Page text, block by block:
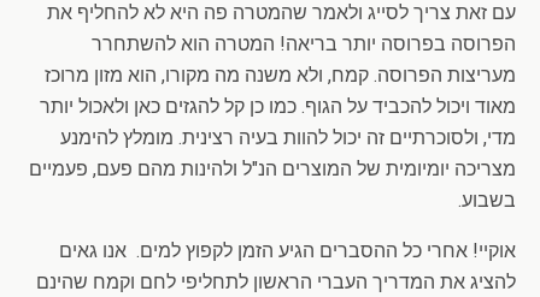
עם זאת צריך לסייג ולאמר שהמטרה פה היא לא להחליף את
הפרוסה בפרוסה יותר בריאה! המטרה הוא להשתחרר
מעריצות הפרוסה. קמח, ולא משנה מה מקורו, הוא מזון מרוכז
מאוד ויכול להכביד על הגוף. כמו כן קל להגזים כאן ולאכול יותר
מדי, ולסוכרתיים זה יכול להוות בעיה רצינית. מומלץ להימנע
מצריכה יומיומית של המוצרים הנ"ל ולהינות מהם פעם, פעמיים
בשבוע.
אוקיי! אחרי כל ההסברים הגיע הזמן לקפוץ למים. אנו גאים
להציג את המדריך העברי הראשון לתחליפי לחם וקמח שהינם